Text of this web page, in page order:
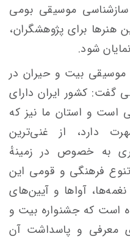
سازشناسی موسیقی بومی
برای پژوهشگران،
شود.
موسیقی بیت و حیران در
گفت: کشور ایران دارای
است و استان ما نیز که
دارد، از غنی‌ترین
به خصوص در زمینهٔ
فرهنگی و قومی این
آواها و آیین‌های
است که جشنواره بیت و
معرفی و پاسداشت آن